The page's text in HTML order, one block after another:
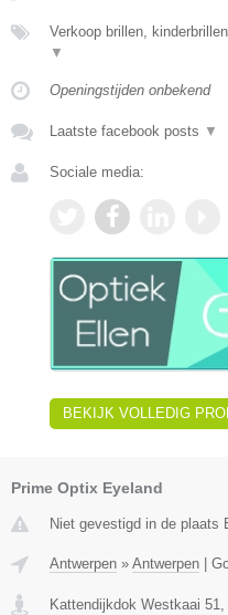
Verkoop brillen,
▼
Openingstijden onbekend
Laatste facebook posts ▼
Sociale media:
BEKIJK VOLLEDIG
Prime Optix Eyeland
Niet gevestigd in de plaats
Antwerpen » Antwerpen
Kattendijkdok Westkaai 51,